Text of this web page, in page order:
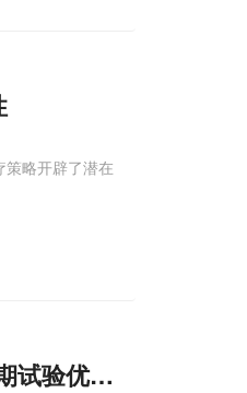
策略开辟了潜在
试验优异缓解率数据